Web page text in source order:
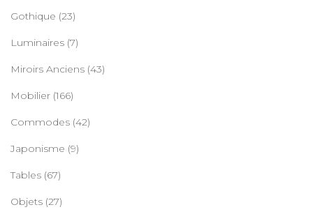
Gothique (23)
Luminaires (7)
Miroirs Anciens (43)
Mobilier (166)
Commodes (42)
Japonisme (9)
Tables (67)
Objets (27)